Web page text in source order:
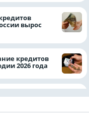
вырос
кредитов
2026 года